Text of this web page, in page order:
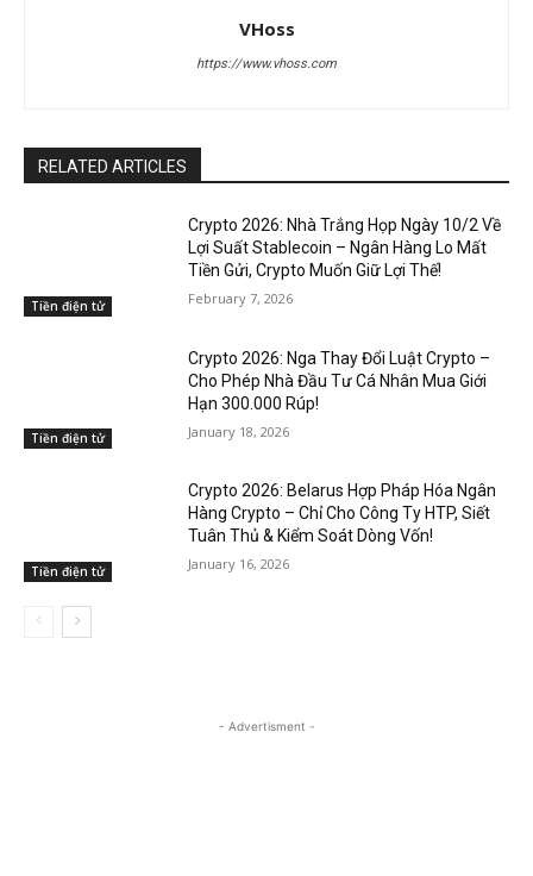
VHoss
https://www.vhoss.com
RELATED ARTICLES
Tiền điện tử
Crypto 2026: Nhà Trắng Họp Ngày 10/2 Về
Lợi Suất Stablecoin – Ngân Hàng Lo Mất
Tiền Gửi, Crypto Muốn Giữ Lợi Thế!
February 7, 2026
Tiền điện tử
Crypto 2026: Nga Thay Đổi Luật Crypto –
Cho Phép Nhà Đầu Tư Cá Nhân Mua Giới
Hạn 300.000 Rúp!
January 18, 2026
Tiền điện tử
Crypto 2026: Belarus Hợp Pháp Hóa Ngân
Hàng Crypto – Chỉ Cho Công Ty HTP, Siết
Tuân Thủ & Kiểm Soát Dòng Vốn!
January 16, 2026
- Advertisment -